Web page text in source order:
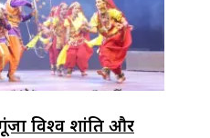
विश्व शांति और